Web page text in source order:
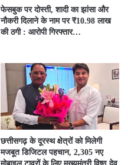
फेसबुक पर दोस्ती, शादी का झांसा और
नौकरी दिलाने के नाम पर ₹10.98 लाख
की ठगी : आरोपी गिरफ्तार…
छत्तीसगढ़ के दूरस्थ क्षेत्रों को मिलेगी
मजबूत डिजिटल पहचान, 2,305 नए